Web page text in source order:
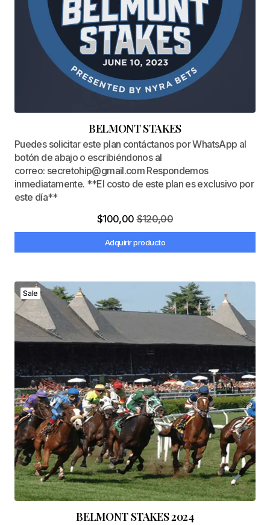
BELMONT STAKES
Puedes solicitar este plan contáctanos por WhatsApp al
botón de abajo o escribiéndonos al
correo: secretohip@gmail.com Respondemos
inmediatamente. **El costo de este plan es exclusivo por
este día**
$120,00
$100,00
Adquirir producto
Sale
BELMONT STAKES 2024